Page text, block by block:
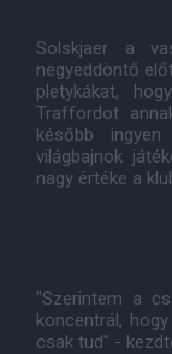
Solskjaer a
negyeddöntő
pletykákat,
Traffordot
később
világbajnok
nagy értéke a
"Szerintem a
koncentrál,
csak tud" -